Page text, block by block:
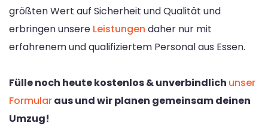
größten Wert auf Sicherheit und Qualität und
erbringen unsere Leistungen daher nur mit
erfahrenem und qualifiziertem Personal aus Essen.
Fülle noch heute kostenlos & unverbindlich unser
Formularaus und wir planen gemeinsam deinen
Umzug!